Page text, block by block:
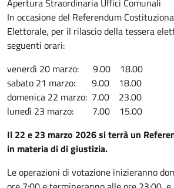
In occasione del Referendum
Elettorale, per il rilascio della tessera
seguenti orari:
venerdì 20 marzo: 9.00 18.00
sabato 21 marzo: 9.00 18.00
domenica 22 marzo: 7.00 23.00
lunedì 23 marzo: 7.00 15.00
Il 22 e 23 marzo 2026 si terrà un
in materia di di giustizia.
Le operazioni di votazione inizieranno